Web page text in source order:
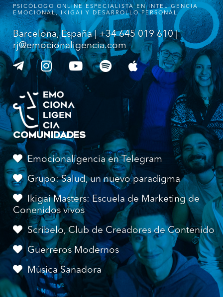
PSICÓLOGO ONLINE ESPECIALISTA EN INTELIGENCIA
EMOCIONAL, IKIGAI Y DESARROLLO PERSONAL
Barcelona, España | +34 645 019 610 |
rj@emocionaligencia.com
COMUNIDADES
Emocionaligencia en Telegram
Grupo: Salud, un nuevo paradigma
Ikigai Masters: Escuela de Marketing de
Conenidos vivos
Scribelo, Club de Creadores de Contenido
Guerreros Modernos
Música Sanadora